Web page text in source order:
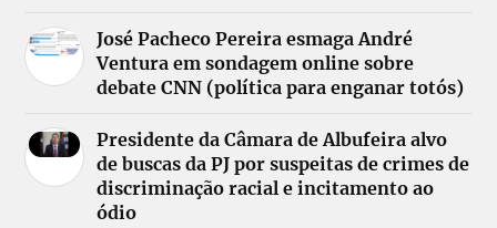
José Pacheco Pereira esmaga André
Ventura em sondagem online sobre
debate CNN (política para enganar totós)
Presidente da Câmara de Albufeira alvo
de buscas da PJ por suspeitas de crimes de
discriminação racial e incitamento ao
ódio